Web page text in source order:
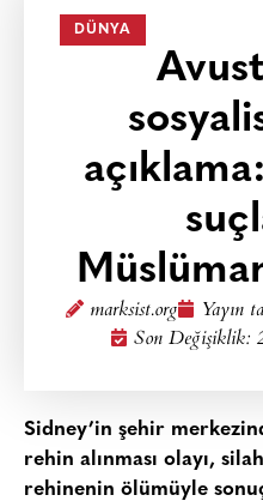
DÜNYA
marksist.org Yayın
Son Değişiklik:
Sidney’in şehir
rehin alınması olayı,
rehinenin ölümüyle